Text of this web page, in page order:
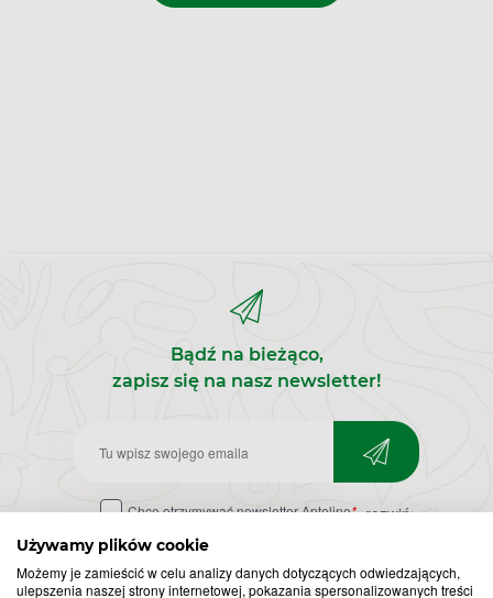
Używamy plików cookie
Możemy je zamieścić w celu analizy danych dotyczących odwiedzających,
ulepszenia naszej strony internetowej, pokazania spersonalizowanych treści
Bądź na bieżąco,
zapisz się na nasz newsletter!
Zapisz
do
newslettera
Chcę otrzymywać newsletter Apteline* rozwiń>